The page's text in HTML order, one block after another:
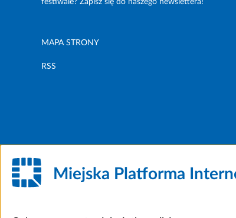
festiwale? Zapisz się do naszego newslettera!
MAPA STRONY
RSS
Miejska Platforma